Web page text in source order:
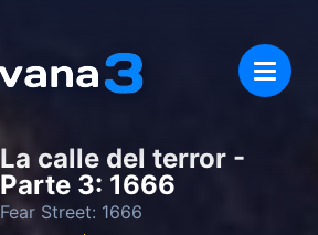
La calle del terror -
Parte 3: 1666
Fear Street: 1666